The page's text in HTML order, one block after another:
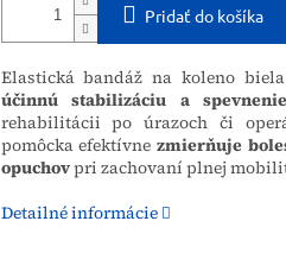
Pridať do košíka
Elastická bandáž na koleno
účinnú stabilizáciu a
rehabilitácii po úrazoch či
pomôcka efektívnezmierňuje
opuchovpri zachovaní plnej
Detailné informácie